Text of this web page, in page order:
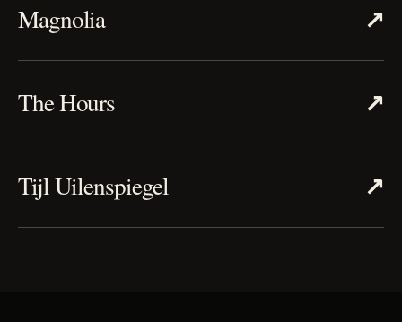
Magnolia ↗
The Hours ↗
Tijl Uilenspiegel ↗